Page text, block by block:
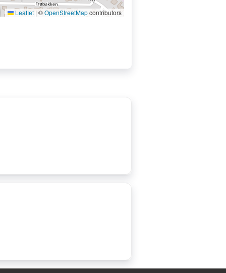
Leaflet | ©OpenStreetMapcontributors